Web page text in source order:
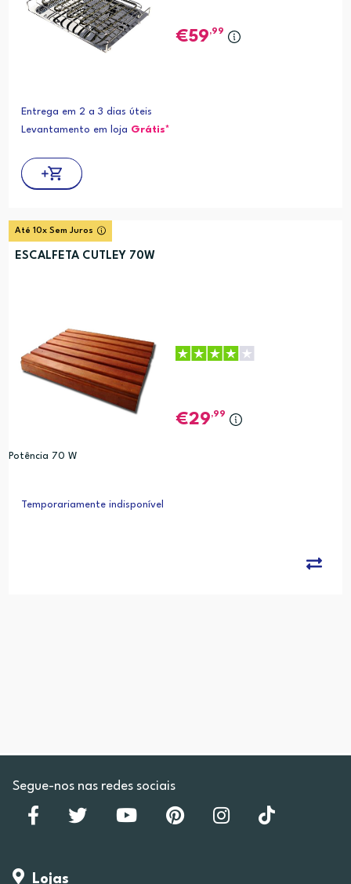
59,99
Entrega em 2 a 3 dias úteis
Levantamento em loja Grátis*
Até 10x Sem Juros
ESCALFETA CUTLEY 70W
Potência 70 W
29,99
Temporariamente indisponível
Segue-nos nas redes sociais
Lojas